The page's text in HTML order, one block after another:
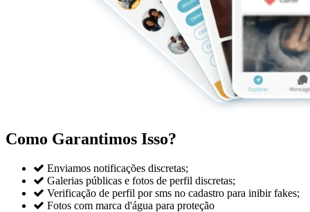
Como Garantimos Isso?
 Enviamos notificações discretas;
 Galerias públicas e fotos de perfil discretas;
 Verificação de perfil por sms no cadastro para inibir fakes;
 Fotos com marca d'água para proteção